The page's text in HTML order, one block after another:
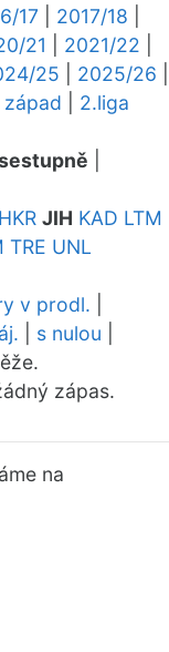
17 2017/18
21 2021/22
25 2025/26
západ
2.liga
HKR JIH KAD LTM
TRE UNL
v prodl.
s nulou
zápas.
na